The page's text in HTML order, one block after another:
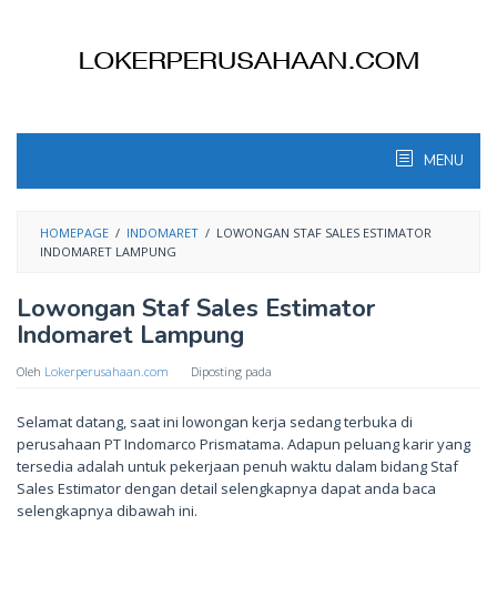
MENU
HOMEPAGE / INDOMARET / LOWONGAN STAF SALES ESTIMATOR
INDOMARET LAMPUNG
Lowongan Staf Sales Estimator
Indomaret Lampung
Oleh Lokerperusahaan.com Diposting pada
Selamat datang, saat ini lowongan kerja sedang terbuka di
perusahaan PT Indomarco Prismatama. Adapun peluang karir yang
tersedia adalah untuk pekerjaan penuh waktu dalam bidang Staf
Sales Estimator dengan detail selengkapnya dapat anda baca
selengkapnya dibawah ini.